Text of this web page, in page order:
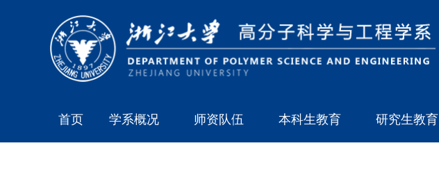
首页 学系概况 师资队伍 本科生教育 研究生教育